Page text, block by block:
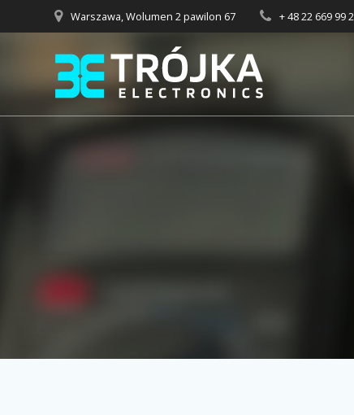
do
Warszawa, Wolumen 2 pawilon 67 + 48 22 669 99